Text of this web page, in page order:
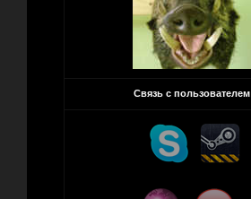
Связь с пользователем